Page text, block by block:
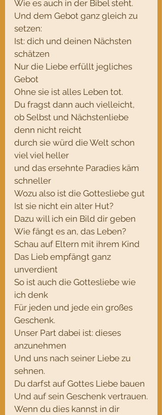
Wie es auch in der Bibel steht.
Und dem Gebot ganz gleich zu
setzen:
Ist: dich und deinen Nächsten
schätzen
Nur die Liebe erfüllt jegliches
Gebot
Ohne sie ist alles Leben tot.
Du fragst dann auch vielleicht,
ob Selbst und Nächstenliebe
denn nicht reicht
durch sie würd die Welt schon
viel viel heller
und das ersehnte Paradies käm
schneller
Wozu also ist die Gottesliebe gut
Ist sie nicht ein alter Hut?
Dazu will ich ein Bild dir geben
Wie fängt es an, das Leben?
Schau auf Eltern mit ihrem Kind
Das Lieb empfängt ganz
unverdient
So ist auch die Gottesliebe wie
ich denk
Für jeden und jede ein großes
Geschenk.
Unser Part dabei ist: dieses
anzunehmen
Und uns nach seiner Liebe zu
sehnen.
Du darfst auf Gottes Liebe bauen
Und auf sein Geschenk vertrauen.
Wenn du dies kannst in dir